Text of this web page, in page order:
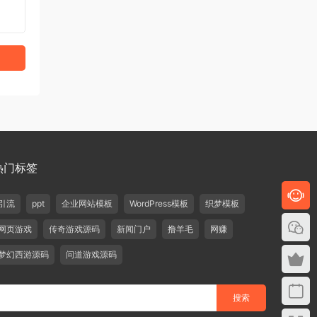
门标签
流 ppt 企业网站模板 WordPress模板 织梦模板
页游戏 传奇游戏源码 新闻门户 撸羊毛 网赚
幻西游源码 问道游戏源码